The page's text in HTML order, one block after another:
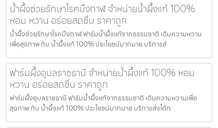
น้ำผึ้งช่วยรักษาโรคบึงกาฬ จำหน่ายน้ำผึ้งแท้ 100%
หอม หวาน อร่อยสดชื่น ราคาถูก
น้ำผึ้งช่วยรักษาโรคบึงกาฬ ฟาร์มน้ำผึ้งแท้จากธรรมชาติ เติมความหวาน
เพื่อสุขภาพ กับ น้ำผึ้งแท้ 100% ประโยชน์มากมาย บริการส่
ฟาร์มผึ้งอุบลราชธานี จำหน่ายน้ำผึ้งแท้ 100% หอม
หวาน อร่อยสดชื่น ราคาถูก
ฟาร์มผึ้งอุบลราชธานี ฟาร์มน้ำผึ้งแท้จากธรรมชาติ เติมความหวานเพื่อ
สุขภาพ กับ น้ำผึ้งแท้ 100% ประโยชน์มากมาย บริการส่งได้ท